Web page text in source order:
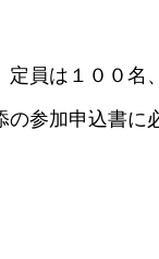
員は１００名
参加申込書に